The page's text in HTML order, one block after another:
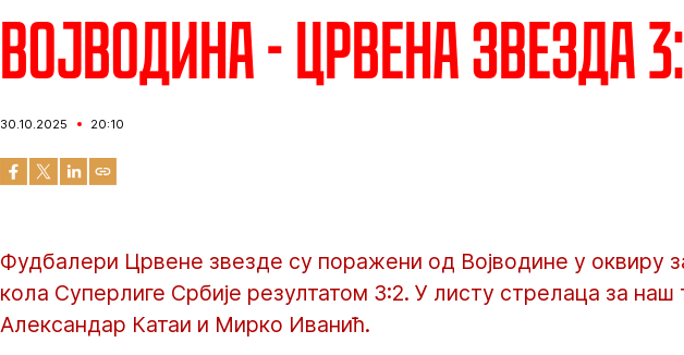
Војводина - Црвена звезда
30.10.2025 20:10
Фудбалери Црвене звезде су поражени од Војводине у оквиру
кола Суперлиге Србије резултатом 3:2. У листу стрелаца за наш
Александар Катаи и Мирко Иванић.